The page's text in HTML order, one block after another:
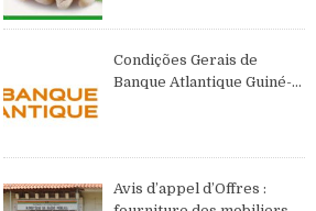
Condições Gerais de
Banque Atlantique Guiné-
Avis d’appel d’Offres :